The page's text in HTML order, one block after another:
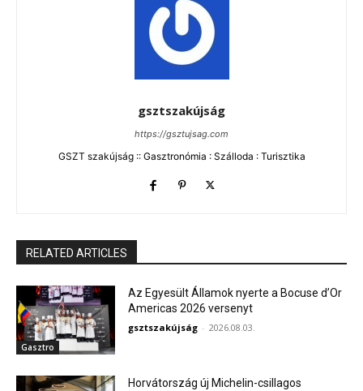
gsztszakújság
https://gsztujsag.com
GSZT szakújság :: Gasztronómia : Szálloda : Turisztika
RELATED ARTICLES
Gasztro
Az Egyesült Államok nyerte a Bocuse d’Or
Americas 2026 versenyt
gsztszakújság - 2026.08.03.
Horvátország új Michelin-csillagos